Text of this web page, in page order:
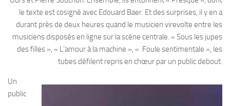
le texte est cosigné avec Edouard Baer. Et des surprises, il y en a
durant près de deux heures quand le musicien virevolte entre les
musiciens disposés en ligne sur la scène centrale. « Sous les jupes
des filles », « L’amour à la machine », « Foule sentimentale », les
tubes défilent repris en chœur par un public debout.
Un
public